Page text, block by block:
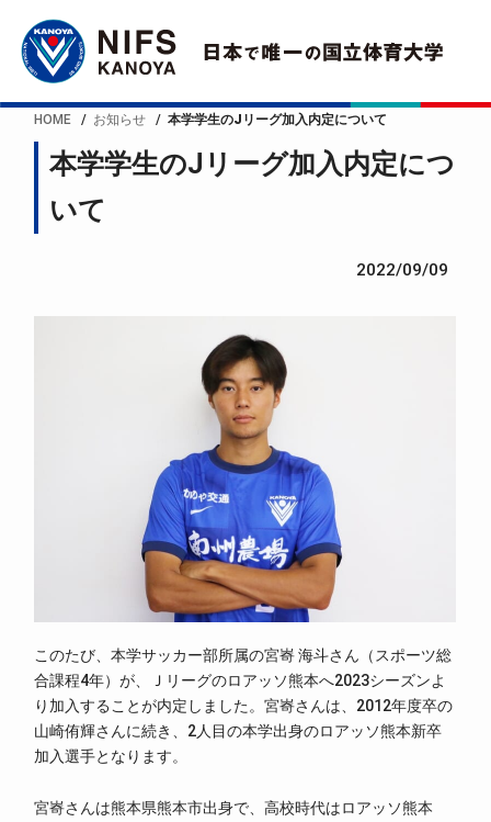
HOME お知らせ 本学学生のJリーグ加入内定について
本学学生のJリーグ加入内定につ
いて
2022/09/09
このたび、本学サッカー部所属の宮㟢 海斗さん（スポーツ総
合課程4年）が、Ｊリーグのロアッソ熊本へ2023シーズンよ
り加入することが内定しました。宮㟢さんは、2012年度卒の
山崎侑輝さんに続き、2人目の本学出身のロアッソ熊本新卒
加入選手となります。
宮㟢さんは熊本県熊本市出身で、高校時代はロアッソ熊本